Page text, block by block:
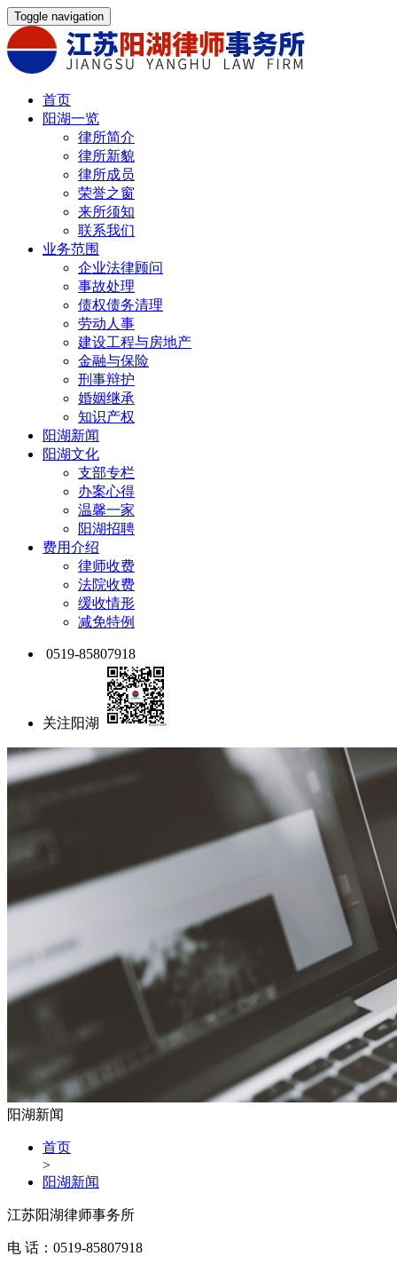
Toggle navigation
首页
阳湖一览
律所简介
律所新貌
律所成员
荣誉之窗
来所须知
联系我们
业务范围
企业法律顾问
事故处理
债权债务清理
劳动人事
建设工程与房地产
金融与保险
刑事辩护
婚姻继承
知识产权
阳湖新闻
阳湖文化
支部专栏
办案心得
温馨一家
阳湖招聘
费用介绍
律师收费
法院收费
缓收情形
减免特例
0519-85807918
关注阳湖
阳湖新闻
首页
>
阳湖新闻
江苏阳湖律师事务所
电 话： 0519-85807918